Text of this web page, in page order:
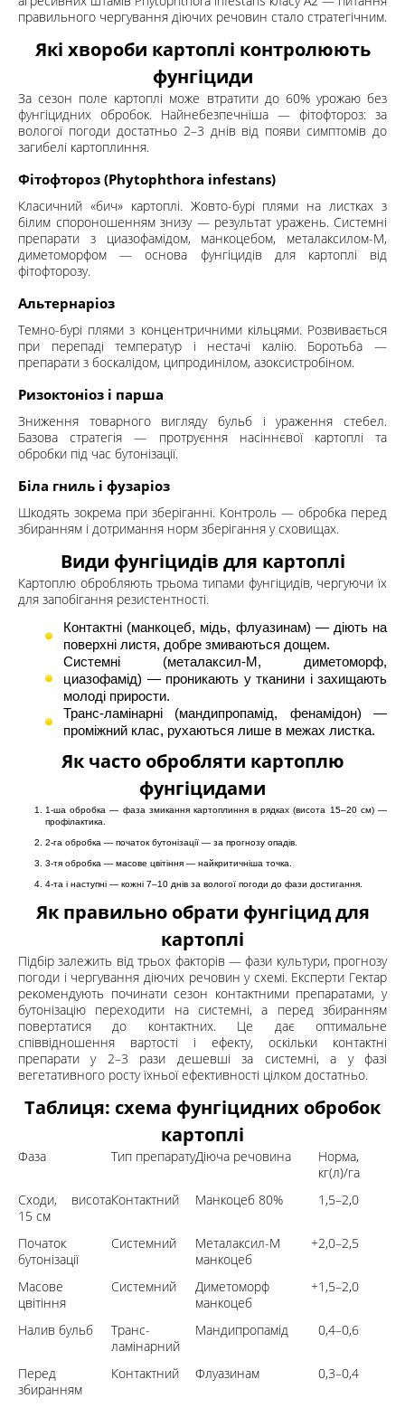
правильного чергування діючих речовин стало стратегічним.
Які хвороби картоплі контролюють
фунгіциди
За сезон поле картоплі може втратити до 60% урожаю без
фунгіцидних обробок. Найнебезпечніша — фітофтороз: за
вологої погоди достатньо 2–3 днів від появи симптомів до
загибелі картоплиння.
Фітофтороз (Phytophthora infestans)
Класичний «бич» картоплі. Жовто-бурі плями на листках з
білим спороношенням знизу — результат уражень. Системні
препарати з циазофамідом, манкоцебом, металаксилом-М,
диметоморфом — основа фунгіцидів для картоплі від
фітофторозу.
Альтернаріоз
Темно-бурі плями з концентричними кільцями. Розвивається
при перепаді температур і нестачі калію. Боротьба —
препарати з боскалідом, ципродинілом, азоксистробіном.
Ризоктоніоз і парша
Зниження товарного вигляду бульб і ураження стебел.
Базова стратегія — протруєння насіннєвої картоплі та
обробки під час бутонізації.
Біла гниль і фузаріоз
Шкодять зокрема при зберіганні. Контроль — обробка перед
збиранням і дотримання норм зберігання у сховищах.
Види фунгіцидів для картоплі
Картоплю обробляють трьома типами фунгіцидів, чергуючи їх
для запобігання резистентності.
Контактні (манкоцеб, мідь, флуазинам) — діють на
поверхні листя, добре змиваються дощем.
Системні (металаксил-М, диметоморф,
циазофамід) — проникають у тканини і захищають
молоді прирости.
Транс-ламінарні (мандипропамід, фенамідон) —
проміжний клас, рухаються лише в межах листка.
Як часто обробляти картоплю
фунгіцидами
1-ша обробка — фаза змикання картоплиння в рядках (висота 15–20 см) —
профілактика.
2-га обробка — початок бутонізації — за прогнозу опадів.
3-тя обробка — масове цвітіння — найкритичніша точка.
4-та і наступні — кожні 7–10 днів за вологої погоди до фази достигання.
Як правильно обрати фунгіцид для
картоплі
Підбір залежить від трьох факторів — фази культури, прогнозу
погоди і чергування діючих речовин у схемі. Експерти Гектар
рекомендують починати сезон контактними препаратами, у
бутонізацію переходити на системні, а перед збиранням
повертатися до контактних. Це дає оптимальне
співвідношення вартості і ефекту, оскільки контактні
препарати у 2–3 рази дешевші за системні, а у фазі
вегетативного росту їхньої ефективності цілком достатньо.
Таблиця: схема фунгіцидних обробок
картоплі
Фаза Тип препаратуДіюча речовина
Норма,
кг(л)/га
Сходи, висота
15 см
Контактний Манкоцеб 80% 1,5–2,0
Початок
бутонізації
Системний
Металаксил-М +
манкоцеб
2,0–2,5
Масове
цвітіння
Системний
Диметоморф +
манкоцеб
1,5–2,0
Налив бульб
Транс-
ламінарний
Мандипропамід 0,4–0,6
Перед
збиранням
Контактний Флуазинам 0,3–0,4